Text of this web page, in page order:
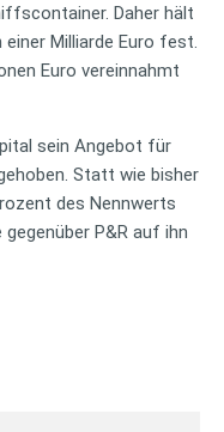
Daher hält
Milliarde Euro fest.
Euro vereinnahmt
sein Angebot für
Statt wie bisher
des Nennwerts
P&R auf ihn